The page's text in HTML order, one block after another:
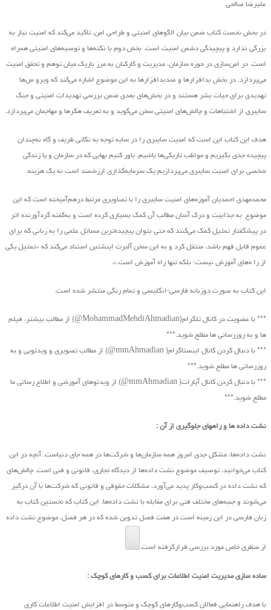
علیرضا صالحی
در بخش نخست کتاب ضمن بیان الگوهای امنیتی و طراحی امن، تاکید می‌کند که امنیت نیاز به
بزرگی ندارد و پیچیدگی دشمن امنیت است. بخش دوم با نکته‌ها و توصیه‌های امنیتی همراه
است. در امن‌سازی در حوزه‌ سازمان، مدیریت و کارکنان به مرز باریک میان توهم و تحقق امنیت
می‌پردازد. در بخش بدافزارها و ضدبدافزارها به این موضوع اشاره می‌کند که ویرو س‌ها
تهدیدی برای حیات بشر هستند و در بخش‌های بعدی ضمن بررسی تهدیدات امنیتی و جنگ
سایبری از اشتباهات و چالش‌های امنیتی سخن می‌گوید و به تعریف هکرها و مهاجمان می‌پردازد.
هدف این کتاب این است که امنیت سایبری را در سایه توجه به نکاتی ظریف و گاه نه‌چندان
پیچیده جدی بگیریم و مواظب تاریکی‌ها باشیم. باور کنیم بهایی که در سازمان و یا زندگی
شخصی برای امنیت سایبری می‌پردازیم یک سرمایه‌گذاری ارزشمند است نه یک هزینه.
محمدمهدی احمدیان آموزه‌های امنیت سایبری را با تصاویری مرتبط درهم‌آمیخته است که این
موضوع به جذابیت و درک آسان مطالب آن کمک بسیاری کرده است و به‌گفته گردآورنده اثر
در پیشگفتار تمثیل کمک می‌کنند که حتی بتوان پیچیده‌ترین مسائل علمی را به زبانی که برای
عموم قابل فهم باشد، منتقل کرد و به این سخن آلبرت اینشتین استناد می‌کند که «تمثیل یکی
از را ه‌های آموزش نیست؛ بلکه تنها راه آموزش است.».
این کتاب به صورت دوزبانه فارسی-انگلیسی و تمام رنگی منتشر شده است.
*** با عضویت در کانال تلگرام(MohammadMehdiAhmadian@) از مطالب بیشتر، فیلم
ها و به روزرسانی ها مطلع شوید.***
*** با دنبال کردن کانال اینستاگرام( mmAhmadian@) از مطالب تصویری و ویدئویی و به
روزرسانی ها مطلع شوید.***
*** با دنبال کردن کانال آپارات( mmAhmadian@) از ویدئوهای آموزشی و اطلاع رسانی ما
مطلع شوید.***
نشت داده ها و راههای جلوگیری از آن :
نشت داده‌ها، مشکل جدی امروز همه سازمان‌ها و شرکت‌ها در همه جای دنیاست. آنچه در این
کتاب ‌می‌خوانید، توصیف موضوع نشت داده‌ها از دیدگاه تجاری، قانونی و فنی است. چالش‌های
که نشت داده در کسب‌و‌کار پدید ‌می‌آورد، مشکلات حقوقی و قانونی که شرکت‌ها با آن درگیر
‌می‌شوند و جنبه‌های مختلف فنی برای مقابله با نشت داده‌ها. این کتاب که نخستین کتاب به
زبان فارسی در این زمینه است در هفت فصل تدوین شده که در هر فصل، موضوع نشت داده
از منظری خاص مورد بررسی قرارگرفته است.
ساده سازی مدیریت امنیت اطلاعات برای کسب و کارهای کوچک :
با هدف راهنمایی فعالان کسب‌وکارهای کوچک و متوسط در افزایش امنیت اطلاعات کاری